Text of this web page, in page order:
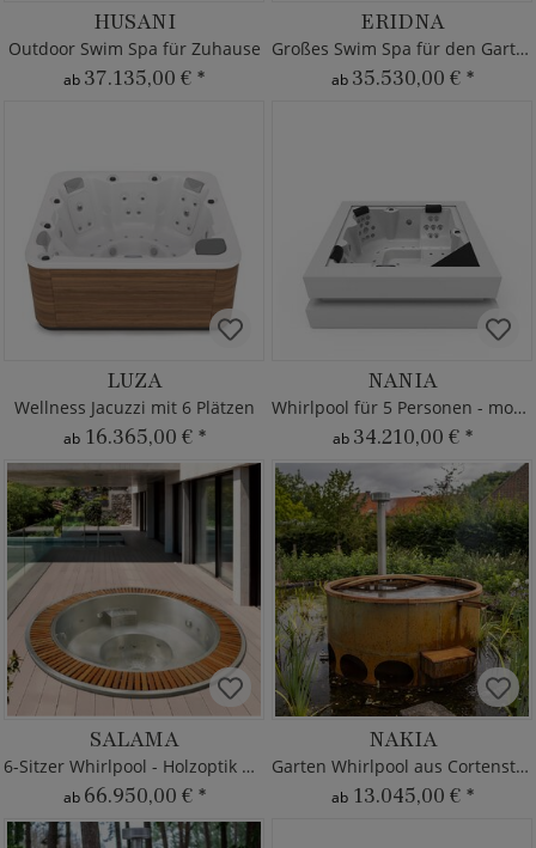
HUSANI
Outdoor Swim Spa für Zuhause
ab 37.135,00 € *
ERIDNA
Großes Swim Spa für den Garten
ab 35.530,00 € *
LUZA
Wellness Jacuzzi mit 6 Plätzen
ab 16.365,00 € *
NANIA
Whirlpool für 5 Personen - modern
ab 34.210,00 € *
SALAMA
6-Sitzer Whirlpool - Holzoptik Details
ab 66.950,00 € *
NAKIA
Garten Whirlpool aus Cortenstahl
ab 13.045,00 € *